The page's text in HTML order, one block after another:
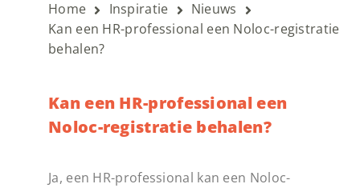
Home Inspiratie
Nieuws
Kan een HR-professional een Noloc-registratie
behalen?
Kan een HR-professional een
Noloc-registratie behalen?
Ja, een HR-professional kan een Noloc-